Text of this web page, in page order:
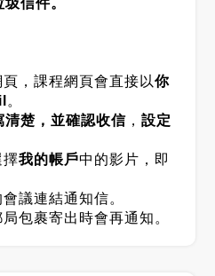
，課程網頁會直接以你
。
清楚，並確認收信 ，設定
擇我的帳戶中的影片，即
議連結通知信。
包裹寄出時會再通知。